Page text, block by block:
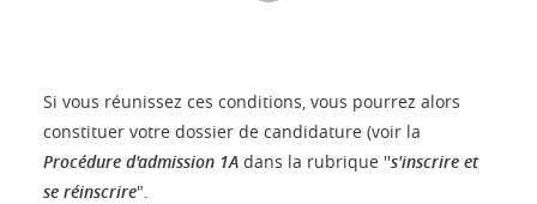
Si vous réunissez ces conditions, vous pourrez alors
constituer votre dossier de candidature (voir la
Procédure d'admission 1A dans la rubrique ''s'inscrire et
se réinscrire".